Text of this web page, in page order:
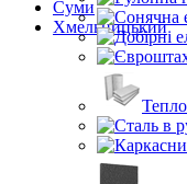
Суми
Хмельницький